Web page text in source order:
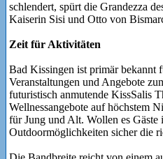
schlendert, spürt die Grandezza
Kaiserin Sisi und Otto von
Zeit für Aktivitäten
Bad Kissingen ist primär bekannt
Veranstaltungen und Angebote
futuristisch anmutende KissSalis
Wellnessangebote auf höchstem
für Jung und Alt. Wollen es Gäste
Outdoormöglichkeiten sicher die